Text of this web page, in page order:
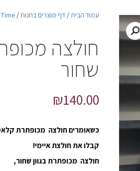
עמוד הבית/ דף מוצרים בחנות/
חולצה
שחור
₪140.00
כשאומרים חולצה מכופתרת
קבלו את חולצת איימי!
חולצה מכופתרת בגוון שחור,